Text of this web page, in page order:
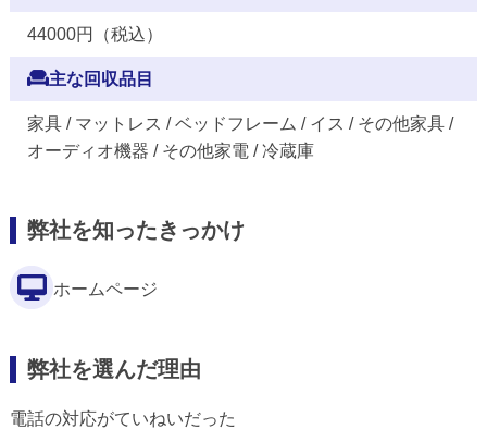
44000円（税込）
主な回収品目
家具 / マットレス / ベッドフレーム / イス / その他家具 /
オーディオ機器 / その他家電 / 冷蔵庫
弊社を知ったきっかけ
ホームページ
弊社を選んだ理由
電話の対応がていねいだった